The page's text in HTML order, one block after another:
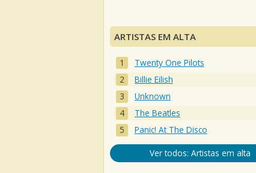
ARTISTAS EM ALTA
Twenty One Pilots
Billie Eilish
Unknown
The Beatles
Panic! At The Disco
Ver todos: Artistas em alta